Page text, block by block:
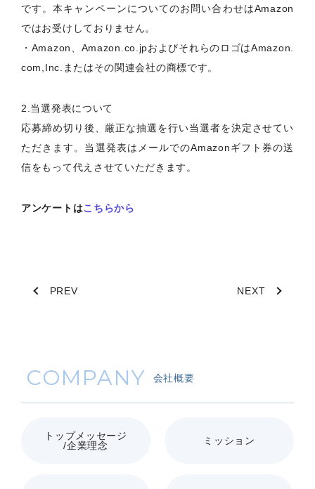
です。本キャンペーンについてのお問い合わせはAmazon
ではお受けしておりません。
・Amazon、Amazon.co.jpおよびそれらのロゴはAmazon.
com,Inc.またはその関連会社の商標です。
2.当選発表について
応募締め切り後、厳正な抽選を行い当選者を決定させてい
ただきます。当選発表はメールでのAmazonギフト券の送
信をもって代えさせていただきます。
アンケートはこちらから
PREV NEXT
COMPANY 会社概要
トップメッセージ
/企業理念
ミッション